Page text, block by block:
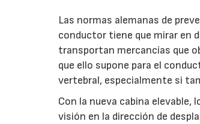
Las normas alemanas de
conductor tiene que mirar en
transportan mercancías que
que ello supone para el
vertebral, especialmente si
Con la nueva cabina elevable,
visión en la dirección de